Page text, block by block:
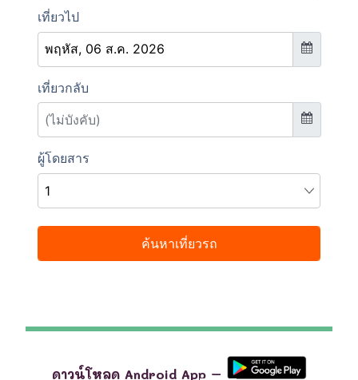
ดาวน์โหลด Android App –